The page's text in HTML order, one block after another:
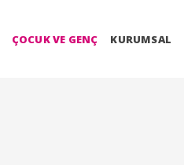
ÇOCUK VE GENÇ KURUMSAL